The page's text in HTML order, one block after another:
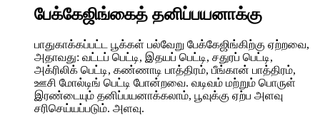
பேக்கேஜிங்கைத் தனிப்பயனாக்கு
பாதுகாக்கப்பட்ட பூக்கள் பல்வேறு பேக்கேஜிங்கிற்கு ஏற்றவை,
அதாவது: வட்டப் பெட்டி, இதயப் பெட்டி, சதுரப் பெட்டி,
அக்ரிலிக் பெட்டி, கண்ணாடி பாத்திரம், பீங்கான் பாத்திரம்,
ஊசி மோல்டிங் பெட்டி போன்றவை. வடிவம் மற்றும் பொருள்
இரண்டையும் தனிப்பயனாக்கலாம், பூவுக்கு ஏற்ப அளவு
சரிசெய்யப்படும். அளவு.